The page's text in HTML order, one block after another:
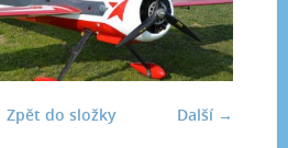
Další →
Zpět do složky